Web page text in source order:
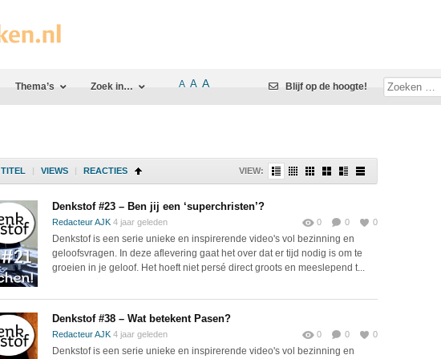
Thema’s Zoek in… A A A Blijf op de hoogte!
TITEL | VIEWS | REACTIES VIEW:
Denkstof #23 – Ben jij een ‘superchristen’?
Redacteur AJK 4 jaar geleden 0 0 0
Denkstof is een serie unieke en inspirerende video's vol bezinning en
geloofsvragen. In deze aflevering gaat het over dat er tijd nodig is om te
groeien in je geloof. Het hoeft niet persé direct groots en meeslepend t...
Denkstof #38 – Wat betekent Pasen?
Redacteur AJK 4 jaar geleden 0 0 0
Denkstof is een serie unieke en inspirerende video's vol bezinning en